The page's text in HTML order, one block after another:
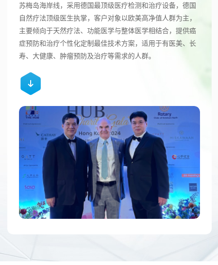
苏梅岛海岸线，采用德国最顶级医疗检测和治疗设备，德国
自然疗法顶级医生执掌，客户对象以欧美高净值人群为主，
主要倾向于天然疗法、功能医学与整体医学相结合，提供癌
症预防和治疗个性化定制最佳技术方案，适用于有医美、长
寿、大健康、肿瘤预防及治疗等需求的人群。